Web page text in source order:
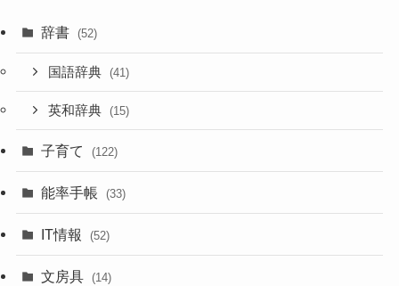
辞書 (52)
国語辞典 (41)
英和辞典 (15)
子育て (122)
能率手帳 (33)
IT情報 (52)
文房具 (14)